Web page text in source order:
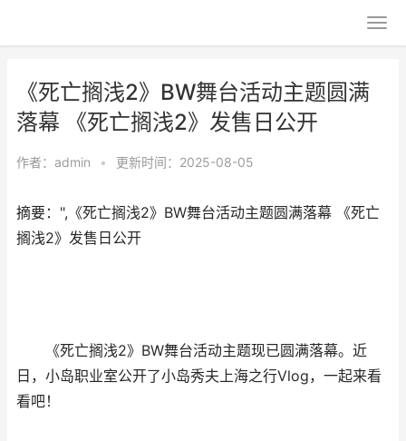
《死亡搁浅2》BW舞台活动主题圆满
落幕 《死亡搁浅2》发售日公开
作者： admin • 更新时间：2025-08-05
摘要：",《死亡搁浅2》BW舞台活动主题圆满落幕 《死亡
搁浅2》发售日公开
《死亡搁浅2》BW舞台活动主题现已圆满落幕。近
日，小岛职业室公开了小岛秀夫上海之行Vlog，一起来看
看吧！